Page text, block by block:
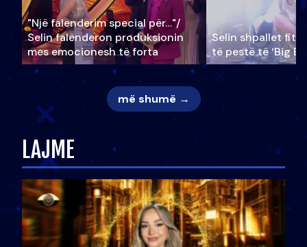
"Një falenderim special për…"/
Selin falënderon produksionin
mes emocionesh të forta
Selin shpallet
të pestë të ‘Big
më shumë →
LAJME